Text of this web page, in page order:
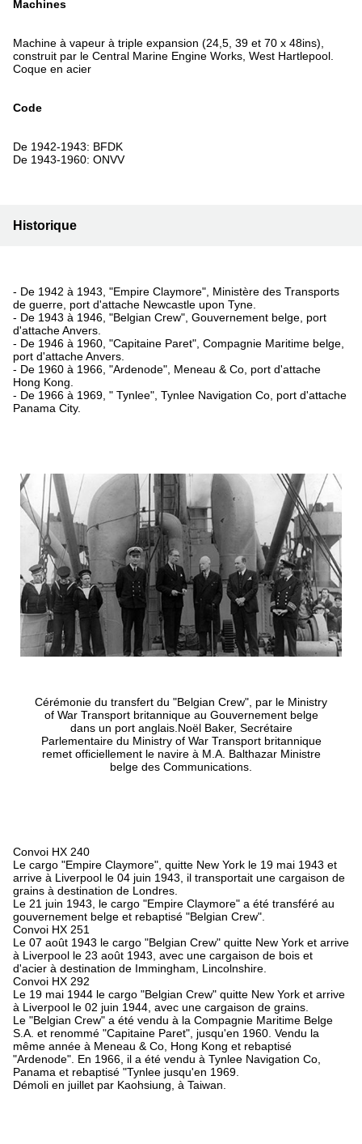
Machines
Machine à vapeur à triple expansion (24,5, 39 et 70 x 48ins),
construit par le Central Marine Engine Works, West Hartlepool.
Coque en acier
Code
De 1942-1943: BFDK
De 1943-1960: ONVV
Historique
- De 1942 à 1943, "Empire Claymore", Ministère des Transports
de guerre, port d'attache Newcastle upon Tyne.
- De 1943 à 1946, "Belgian Crew", Gouvernement belge, port
d'attache Anvers.
- De 1946 à 1960, "Capitaine Paret", Compagnie Maritime belge,
port d'attache Anvers.
- De 1960 à 1966, "Ardenode", Meneau & Co, port d'attache
Hong Kong.
- De 1966 à 1969, " Tynlee", Tynlee Navigation Co, port d'attache
Panama City.
Cérémonie du transfert du "Belgian Crew", par le Ministry
of War Transport britannique au Gouvernement belge
dans un port anglais.Noël Baker, Secrétaire
Parlementaire du Ministry of War Transport britannique
remet officiellement le navire à M.A. Balthazar Ministre
belge des Communications.
Convoi HX 240
Le cargo "Empire Claymore", quitte New York le 19 mai 1943 et
arrive à Liverpool le 04 juin 1943, il transportait une cargaison de
grains à destination de Londres.
Le 21 juin 1943, le cargo "Empire Claymore" a été transféré au
gouvernement belge et rebaptisé "Belgian Crew".
Convoi HX 251
Le 07 août 1943 le cargo "Belgian Crew" quitte New York et arrive
à Liverpool le 23 août 1943, avec une cargaison de bois et
d'acier à destination de Immingham, Lincolnshire.
Convoi HX 292
Le 19 mai 1944 le cargo "Belgian Crew" quitte New York et arrive
à Liverpool le 02 juin 1944, avec une cargaison de grains.
Le "Belgian Crew" a été vendu à la Compagnie Maritime Belge
S.A. et renommé "Capitaine Paret", jusqu'en 1960. Vendu la
même année à Meneau & Co, Hong Kong et rebaptisé
"Ardenode". En 1966, il a été vendu à Tynlee Navigation Co,
Panama et rebaptisé "Tynlee jusqu'en 1969.
Démoli en juillet par Kaohsiung, à Taiwan.